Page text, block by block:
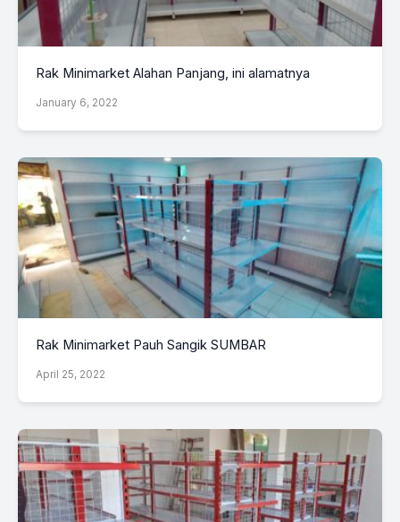
Rak Minimarket Alahan Panjang, ini alamatnya
January 6, 2022
Rak Minimarket Pauh Sangik SUMBAR
April 25, 2022